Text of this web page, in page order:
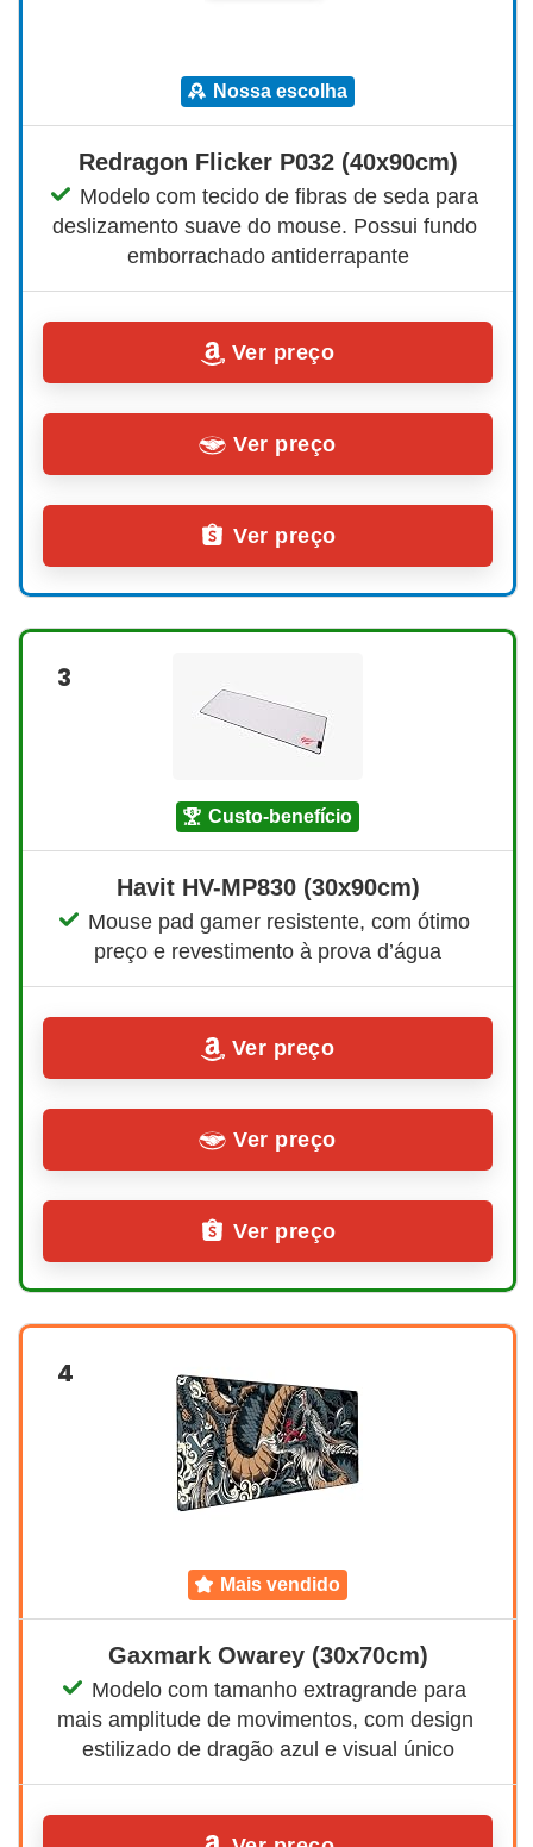
nossa escolha
Redragon Flicker P032 (40x90cm)
Modelo com tecido de fibras de seda para
deslizamento suave do mouse. Possui fundo
emborrachado antiderrapante
Ver preço
Ver preço
Ver preço
3
custo-benefício
Havit HV-MP830 (30x90cm)
Mouse pad gamer resistente, com ótimo
preço e revestimento à prova d’água
Ver preço
Ver preço
Ver preço
4
mais vendido
‎Gaxmark Owarey (30x70cm)
Modelo com tamanho extragrande para
mais amplitude de movimentos, com design
estilizado de dragão azul e visual único